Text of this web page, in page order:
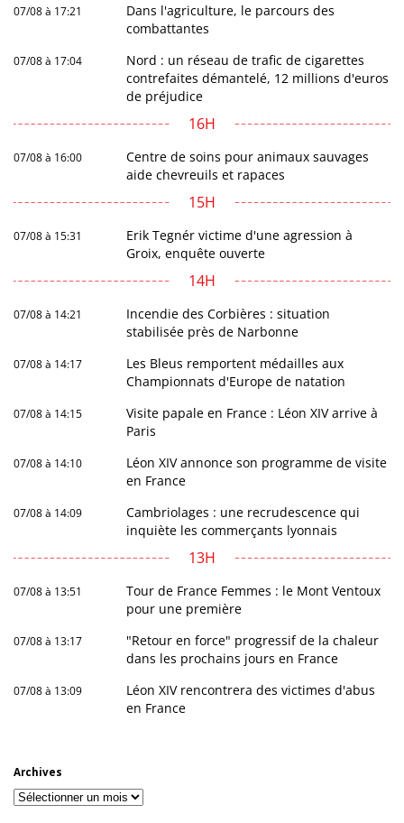
07/08 à 17:21
Dans l'agriculture, le parcours des
combattantes
07/08 à 17:04
Nord : un réseau de trafic de cigarettes
contrefaites démantelé, 12 millions d'euros
de préjudice
16H
07/08 à 16:00
Centre de soins pour animaux sauvages
aide chevreuils et rapaces
15H
07/08 à 15:31
Erik Tegnér victime d'une agression à
Groix, enquête ouverte
14H
07/08 à 14:21
Incendie des Corbières : situation
stabilisée près de Narbonne
07/08 à 14:17
Les Bleus remportent médailles aux
Championnats d'Europe de natation
07/08 à 14:15
Visite papale en France : Léon XIV arrive à
Paris
07/08 à 14:10
Léon XIV annonce son programme de visite
en France
07/08 à 14:09
Cambriolages : une recrudescence qui
inquiète les commerçants lyonnais
13H
07/08 à 13:51
Tour de France Femmes : le Mont Ventoux
pour une première
07/08 à 13:17
"Retour en force" progressif de la chaleur
dans les prochains jours en France
07/08 à 13:09
Léon XIV rencontrera des victimes d'abus
en France
Archives
Archives